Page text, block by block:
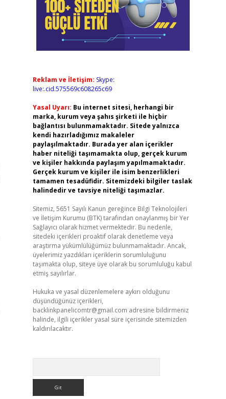
Reklam ve İletişim: Skype:
live:.cid.575569c608265c69
Yasal Uyarı: Bu internet sitesi, herhangi bir
marka, kurum veya şahıs şirketi ile hiçbir
bağlantısı bulunmamaktadır. Sitede yalnızca
kendi hazırladığımız makaleler
paylaşılmaktadır. Burada yer alan içerikler
haber niteliği taşımamakta olup, gerçek kurum
ve kişiler hakkında paylaşım yapılmamaktadır.
Gerçek kurum ve kişiler ile isim benzerlikleri
tamamen tesadüfidir. Sitemizdeki bilgiler taslak
halindedir ve tavsiye niteliği taşımazlar.
Sitemiz, 5651 Sayılı Kanun gereğince Bilgi Teknolojileri
ve İletişim Kurumu (BTK) tarafından onaylanmış bir Yer
Sağlayıcı olarak hizmet vermektedir. Bu nedenle,
sitedeki içerikleri proaktif olarak denetleme veya
araştırma yükümlülüğümüz bulunmamaktadır. Ancak,
üyelerimiz yazdıkları içeriklerin sorumluluğunu
taşımakta olup, siteye üye olarak bu sorumluluğu kabul
etmiş sayılırlar.
Hukuka ve yasal düzenlemelere aykırı olduğunu
düşündüğünüz içerikleri,
backlinkpanelicomtr@gmail.com adresine bildirmeniz
halinde, ilgili içerikler yasal süre içerisinde sitemizden
kaldırılacaktır.